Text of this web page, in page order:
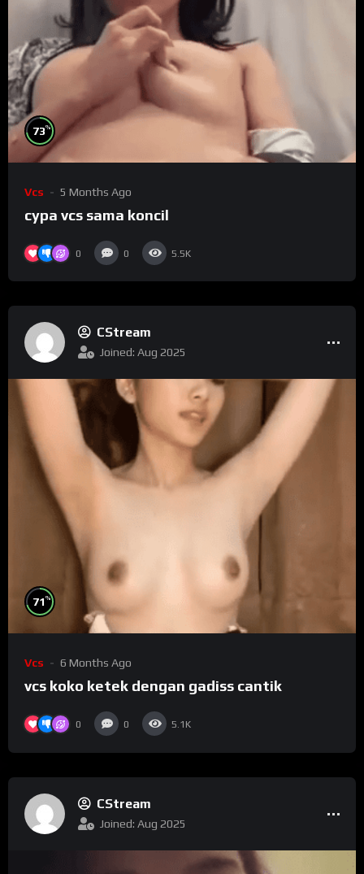
73%
Vcs 5 Months Ago
cypa vcs sama koncil
0 0 5.5K
CStream
Joined: Aug 2025
71 %
Vcs 6 Months Ago
vcs koko ketek dengan gadiss cantik
0 0 5.1K
CStream
Joined: Aug 2025